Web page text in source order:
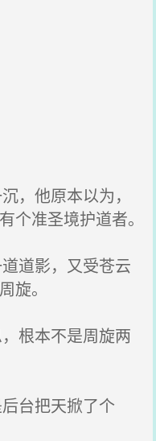
，他原本以为，
个准圣境护道者。
道影，又受苍云
旋。
根本不是周旋两
台把天掀了个